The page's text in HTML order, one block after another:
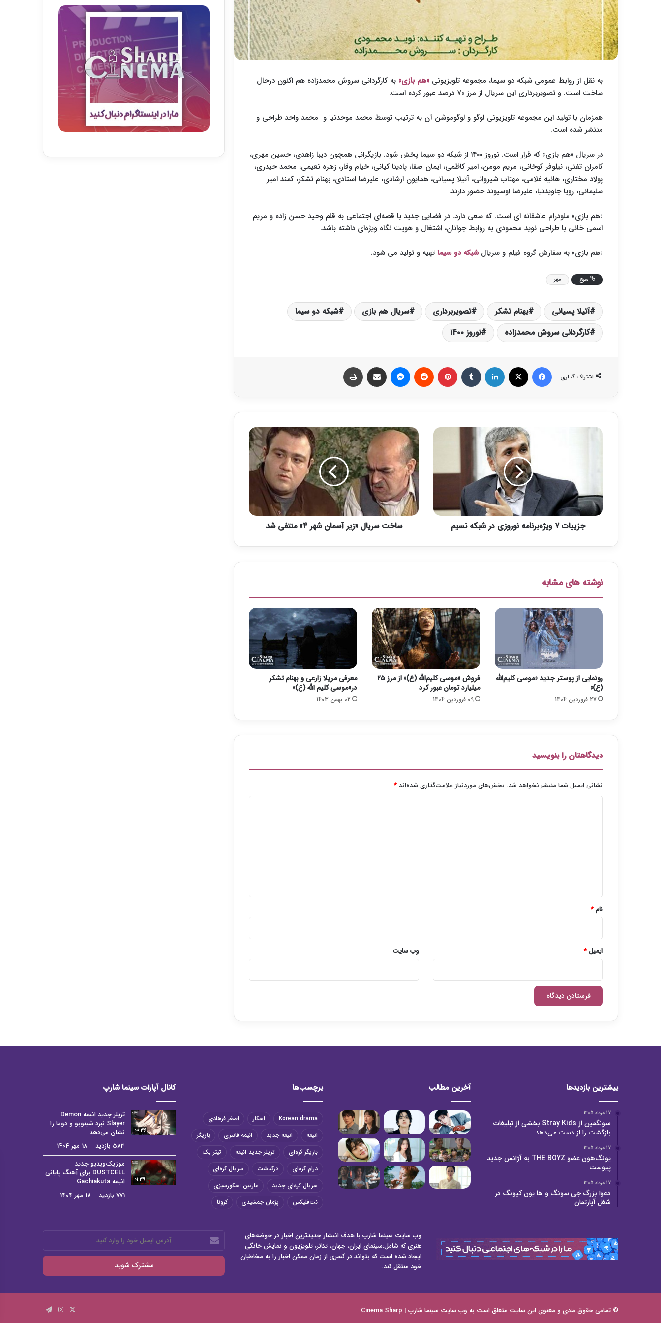
به نقل از روابط عمومی شبکه دو سیما، مجموعه تلویزیونی «هم بازی» به کارگردانی سروش محمدزاده هم اکنون درحال
ساخت است. و تصویربرداری این سریال از مرز ۷۰ درصد عبور کرده است.
همزمان با تولید این مجموعه تلویزیونی لوگو و لوگوموشن آن به ترتیب توسط محمد موحدنیا و محمد واحد طراحی و
منتشر شده است.
در سریال «هم بازی» که قرار است. نوروز ۱۴۰۰ از شبکه دو سیما پخش شود. بازیگرانی همچون دیبا زاهدی، حسین مهری،
کامران تفتی، نیلوفر کوخانی، مریم مومن، امیر کاظمی، ایمان صفا، پادینا کیانی، خیام وقار، زهره نعیمی، محمد حیدری،
پولاد مختاری، هانیه غلامی، مهتاب شیروانی، آتیلا پسیانی، همایون ارشادی، علیرضا استادی، بهنام تشکر، کمند امیر
سلیمانی، رویا جاویدنیا، علیرضا اوسیوند حضور دارند.
«هم بازی» ملودرام عاشقانه ای است. که سعی دارد. در فضایی جدید با قصه‌ای اجتماعی به قلم وحید حسن زاده و مریم
اسمی خانی با طراحی نوید محمودی به روابط جوانان، اشتغال و هویت نگاه ویژه‌ای داشته باشد.
«هم بازی» به سفارش گروه فیلم و سریال شبکه دو سیما تهیه و تولید می شود.
منبع مهر
آتیلا پسیانی بهنام تشکر تصویربرداری سریال هم بازی
شبکه دو سیما
کارگردانی سروش محمدزاده
نوروز ۱۴۰۰
اشتراک گذاری
ج
۷
و
ی
ب
ا
م
ه
ن
د
ر
ش
ب
ه
ی
جزییات ۷ ویژه‌برنامه نوروزی در شبکه نسیم
س
ا
ت
س
ی
ا
ل
ی
ا
ن
ش
ه
ر
4
»
م
ن
ش
ساخت سریال «زیر آسمان شهر 4» منتفی شد
نوشته های مشابه
رونمایی از پوستر جدید «موسی کلیم‌الله
(ع)»
27 فروردین 1404
فروش «موسی کلیم‌الله (ع)» از مرز ۲۵
میلیارد تومان عبور کرد
09 فروردین 1404
معرفی مریلا زارعی و بهنام تشکر
در«موسی کلیم الله (ع)»
02 بهمن 1403
دیدگاهتان را بنویسید
نشانی ایمیل شما منتشر نخواهد شد. بخش‌های موردنیاز علامت‌گذاری شده‌اند*
نام*
ایمیل* وب‌ سایت
بیشترین بازدیدها
17 مرداد 1405
سونگمین از Stray Kids بخشی از تبلیغات
بازگشت را از دست می‌دهد
17 مرداد 1405
یونگ‌هون عضو THE BOYZ به آژانس جدید
پیوست
17 مرداد 1405
دعوا بزرگ جی سونگ و ها یون کیونگ در
شغل آپارتمان
آخرین مطالب برچسب‌ها
Korean drama اسکار
اصغر فرهادی
انیمه
انیمه جدید انیمه فانتزی
بازیگر
بازیگر کره‌ای
تریلر جدید انیمه
تیتر یک
درام کره‌ای
درگذشت
سریال کره‌ای
سریال کره‌ای جدید
مارتین اسکورسیزی
نت‌فلیکس
پژمان جمشیدی کرونا
کانال آپارات سینما شارپ
00:36
تریلر جدید انیمه Demon
Slayer نبرد شینوبو و دوما را
نشان می‌دهد
583 بازدید
18 مهر 1404
01:39
موزیک‌ویدیو جدید
DUSTCELL برای آهنگ پایانی
انیمه Gachiakuta
771 بازدید
18 مهر 1404
وب سایت سینما شارپ با هدف انتشار جدیدترین اخبار در حوضه‌های
هنری که شامل:سینمای ایران، جهان، تئاتر، تلویزیون و نمایش خانگی
ایجاد شده است که بتواند در کسری از زمان ممکن اخبار را به مخاطبان
خود منتقل کند.
آدرس
ایمیل
خود
وارد
© تمامی حقوق مادی و معنوی این سایت متعلق است به وب سایت سینما شارپ | Cinema Sharp اینستاگرام